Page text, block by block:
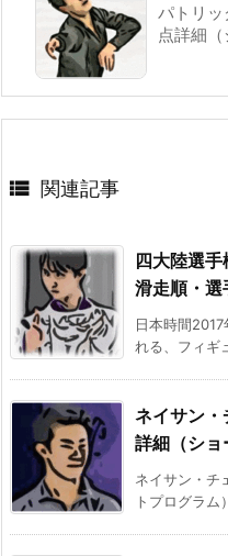
パトリ
点詳細（
 関連記事
四大陸選
滑走順・選
日本時間
れる、フィギ
ネイサン
詳細（ショ
ネイサン・チ
トプログラム